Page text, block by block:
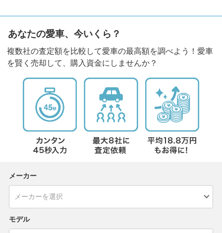
あなたの愛車、今いくら？
複数社の査定額を比較して愛車の最高額を調べよう！愛車
を賢く売却して、購入資金にしませんか？
メーカー
モデル